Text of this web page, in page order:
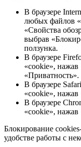
В браузере
любых файлов
«Свойства
выбрав
ползунка.
В браузере
«cookie»,
«Приватность».
В браузере
«cookie»,
В браузере
«cookie»,
Блокирование
удобстве работы с